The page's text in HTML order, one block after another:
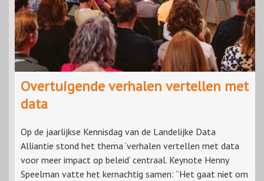
Overtuigende verhalen vertellen met
data
Op de jaarlijkse Kennisdag van de Landelijke Data
Alliantie stond het thema ‘verhalen vertellen met data
voor meer impact op beleid’ centraal. Keynote Henny
Speelman vatte het kernachtig samen: “Het gaat niet om